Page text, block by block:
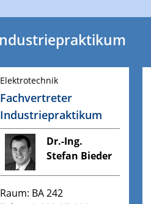
Elektrotechnik
Fachvertreter
Industriepraktikum
Dr.-Ing.
Stefan Bieder
Raum: BA 242